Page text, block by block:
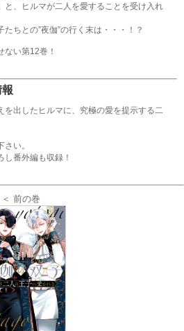
と、ヒルマが二人を愛することを受け入れ
ちとの”夜伽”の行く末は・・・！？
ない第12巻！
を出したヒルマに、究極の愛を提示する二
い。
番外編も収録！
＜ 前の巻